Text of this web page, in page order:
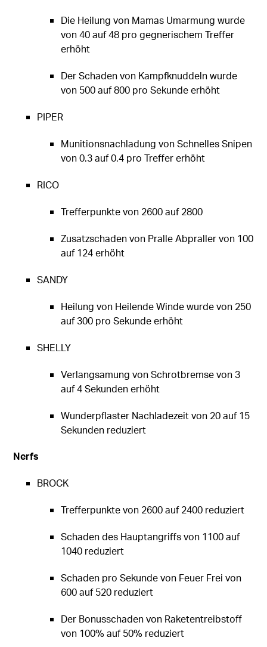
Die Heilung von Mamas Umarmung wurde
von 40 auf 48 pro gegnerischem Treffer
erhöht
Der Schaden von Kampfknuddeln wurde
von 500 auf 800 pro Sekunde erhöht
PIPER
Munitionsnachladung von Schnelles Snipen
von 0.3 auf 0.4 pro Treffer erhöht
RICO
Trefferpunkte von 2600 auf 2800
Zusatzschaden von Pralle Abpraller von 100
auf 124 erhöht
SANDY
Heilung von Heilende Winde wurde von 250
auf 300 pro Sekunde erhöht
SHELLY
Verlangsamung von Schrotbremse von 3
auf 4 Sekunden erhöht
Wunderpflaster Nachladezeit von 20 auf 15
Sekunden reduziert
Nerfs
BROCK
Trefferpunkte von 2600 auf 2400 reduziert
Schaden des Hauptangriffs von 1100 auf
1040 reduziert
Schaden pro Sekunde von Feuer Frei von
600 auf 520 reduziert
Der Bonusschaden von Raketentreibstoff
von 100% auf 50% reduziert